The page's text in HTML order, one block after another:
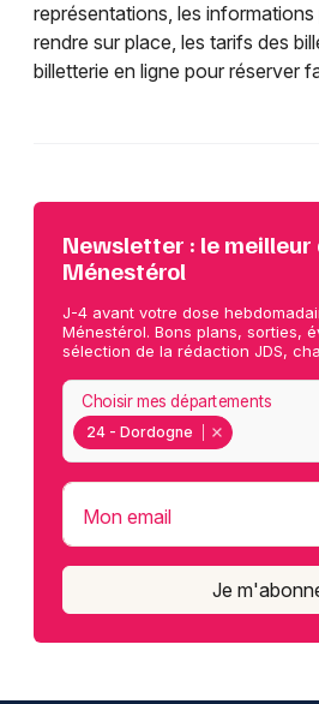
représentations, les
rendre sur place, les tarifs des
billetterie en ligne pour réserver
Newsletter : le meilleur
Ménestérol
J-4 avant votre dose
Ménestérol. Bons plans, sorties,
sélection de la rédaction JDS,
24 - Dordogne
Choisir mes départements
Mon email
Je